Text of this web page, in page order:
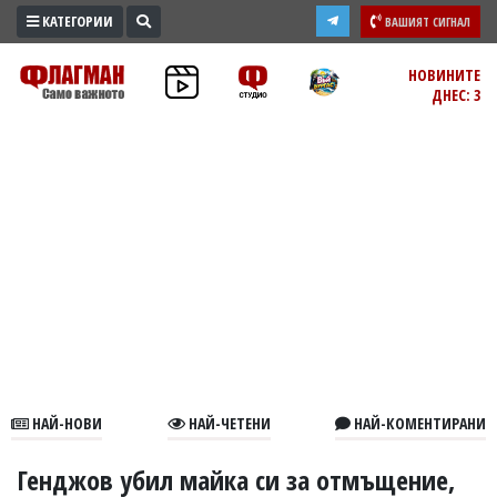
ПРОМО
ЗОНА
В
КАТЕГОРИИ ВАШИЯТ СИГНАЛ
НОВИНИТЕ
ДНЕС: 3
НАЙ-НОВИ НАЙ-ЧЕТЕНИ НАЙ-КОМЕНТИРАНИ
Генджов убил майка си за отмъщение,